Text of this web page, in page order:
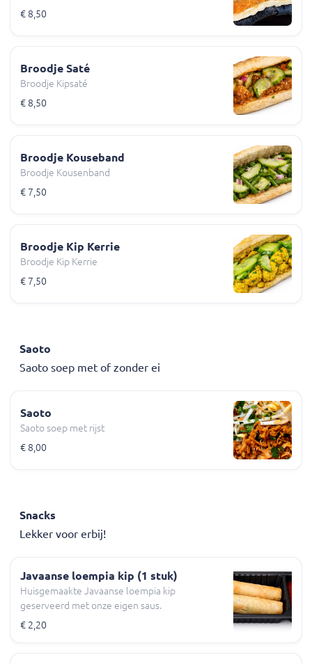
€ 8,50
Broodje Saté
Broodje Kipsaté
€ 8,50
Broodje Kouseband
Broodje Kousenband
€ 7,50
Broodje Kip Kerrie
Broodje Kip Kerrie
€ 7,50
Saoto
Saoto soep met of zonder ei
Saoto
Saoto soep met rijst
€ 8,00
Snacks
Lekker voor erbij!
Javaanse loempia kip (1 stuk)
Huisgemaakte Javaanse loempia kip
geserveerd met onze eigen saus.
€ 2,20